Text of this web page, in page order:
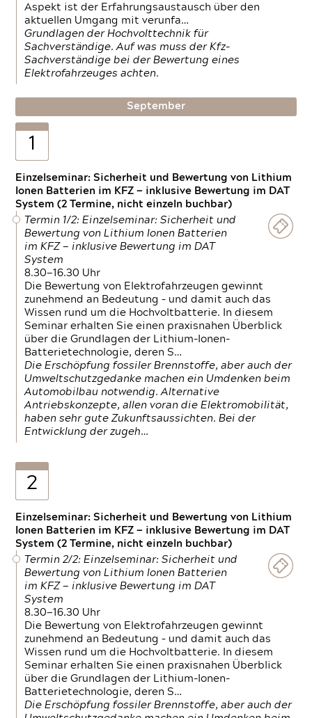
Aspekt ist der Erfahrungsaustausch über den
aktuellen Umgang mit verunfa…
Grundlagen der Hochvolttechnik für
Sachverständige. Auf was muss der Kfz-
Sachverständige bei der Bewertung eines
Elektrofahrzeuges achten.
September
1
Einzelseminar: Sicherheit und Bewertung von Lithium
Ionen Batterien im KFZ — inklusive Bewertung im DAT
System (2 Termine, nicht einzeln buchbar)
Termin 1/2: Einzelseminar: Sicherheit und
Bewertung von Lithium Ionen Batterien
im KFZ — inklusive Bewertung im DAT
System
8.30—16.30 Uhr
Die Bewertung von Elektrofahrzeugen gewinnt
zunehmend an Bedeutung – und damit auch das
Wissen rund um die Hochvoltbatterie. In diesem
Seminar erhalten Sie einen praxisnahen Überblick
über die Grundlagen der Lithium-Ionen-
Batterietechnologie, deren S…
Die Erschöpfung fossiler Brennstoffe, aber auch der
Umweltschutzgedanke machen ein Umdenken beim
Automobilbau notwendig. Alternative
Antriebskonzepte, allen voran die Elektromobilität,
haben sehr gute Zukunftsaussichten. Bei der
Entwicklung der zugeh…
2
Einzelseminar: Sicherheit und Bewertung von Lithium
Ionen Batterien im KFZ — inklusive Bewertung im DAT
System (2 Termine, nicht einzeln buchbar)
Termin 2/2: Einzelseminar: Sicherheit und
Bewertung von Lithium Ionen Batterien
im KFZ — inklusive Bewertung im DAT
System
8.30—16.30 Uhr
Die Bewertung von Elektrofahrzeugen gewinnt
zunehmend an Bedeutung – und damit auch das
Wissen rund um die Hochvoltbatterie. In diesem
Seminar erhalten Sie einen praxisnahen Überblick
über die Grundlagen der Lithium-Ionen-
Batterietechnologie, deren S…
Die Erschöpfung fossiler Brennstoffe, aber auch der